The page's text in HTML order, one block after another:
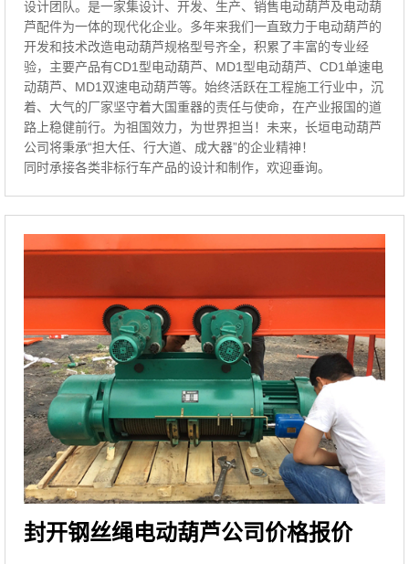
设计团队。是一家集设计、开发、生产、销售电动葫芦及电动葫
芦配件为一体的现代化企业。多年来我们一直致力于电动葫芦的
开发和技术改造电动葫芦规格型号齐全，积累了丰富的专业经
验，主要产品有CD1型电动葫芦、MD1型电动葫芦、CD1单速电
动葫芦、MD1双速电动葫芦等。始终活跃在工程施工行业中，沉
着、大气的厂家坚守着大国重器的责任与使命，在产业报国的道
路上稳健前行。为祖国效力，为世界担当！未来，长垣电动葫芦
公司将秉承“担大任、行大道、成大器”的企业精神！
同时承接各类非标行车产品的设计和制作，欢迎垂询。
封开钢丝绳电动葫芦公司价格报价